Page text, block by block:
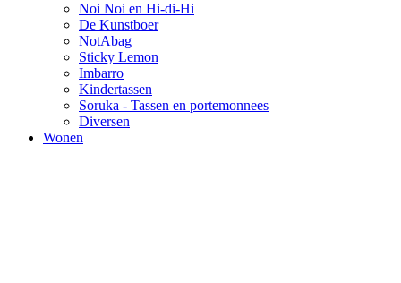
Noi Noi en Hi-di-Hi
De Kunstboer
NotAbag
Sticky Lemon
Imbarro
Kindertassen
Soruka - Tassen en portemonnees
Diversen
Wonen